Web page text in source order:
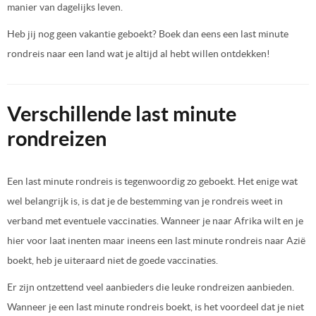
manier van dagelijks leven.
Heb jij nog geen vakantie geboekt? Boek dan eens een last minute
rondreis naar een land wat je altijd al hebt willen ontdekken!
Verschillende last minute
rondreizen
Een last minute rondreis is tegenwoordig zo geboekt. Het enige wat
wel belangrijk is, is dat je de bestemming van je rondreis weet in
verband met eventuele vaccinaties. Wanneer je naar Afrika wilt en je
hier voor laat inenten maar ineens een last minute rondreis naar Azië
boekt, heb je uiteraard niet de goede vaccinaties.
Er zijn ontzettend veel aanbieders die leuke rondreizen aanbieden.
Wanneer je een last minute rondreis boekt, is het voordeel dat je niet